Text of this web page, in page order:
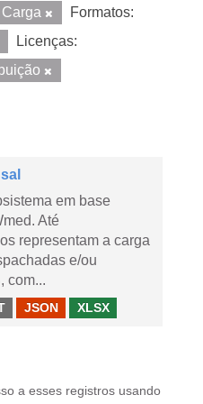
Carga
Formatos:
Licenças:
em base
Até
representam a carga
e/ou
com...
JSON XLSX
a esses registros usando